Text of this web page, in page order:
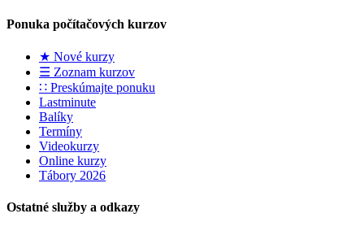
Ponuka počítačových kurzov
★ Nové kurzy
☰ Zoznam kurzov
∷ Preskúmajte ponuku
Lastminute
Balíky
Termíny
Videokurzy
Online kurzy
Tábory 2026
Ostatné služby a odkazy